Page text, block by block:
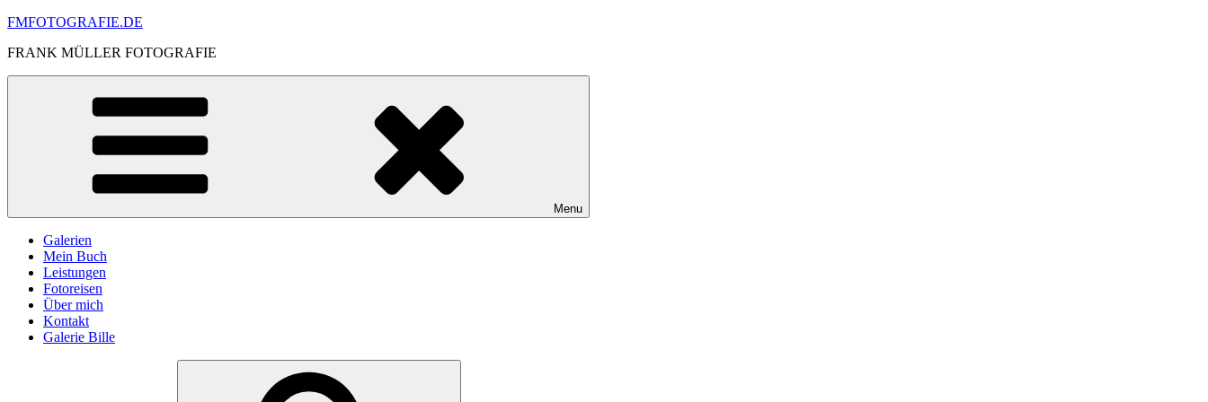
Skip
content
FMFOTOGRAFIE.DE
FRANK MÜLLER FOTOGRAFIE
Menu
Galerien
Mein Buch
Leistungen
Fotoreisen
Über mich
Kontakt
Galerie Bille